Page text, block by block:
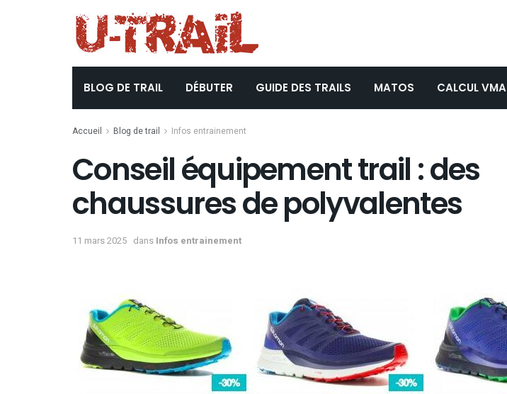
BLOG DE TRAIL DÉBUTER GUIDE DES TRAILS MATOS CALCUL VMA
Accueil Blog de trail Infos entrainement
Conseil équipement trail : des
chaussures de polyvalentes
11 mars 2025 dans Infos entrainement